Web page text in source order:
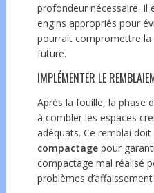
profondeur nécessaire. Il
engins appropriés pour
pourrait compromettre la
future.
IMPLÉMENTER LE
Après la fouille, la phase
à combler les espaces
adéquats. Ce remblai doit
compactagepour
compactage mal réalisé
problèmes d’affaissement